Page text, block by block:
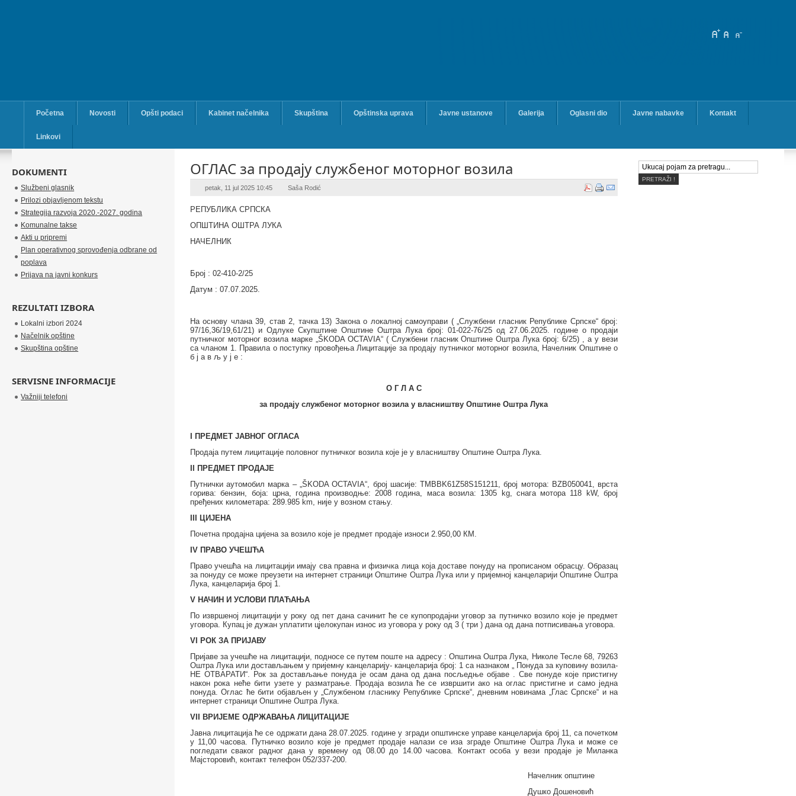
Početna Novosti Opšti podaci Kabinet načelnika Skupština Opštinska uprava Javne ustanove Galerija Oglasni dio Javne nabavke Kontakt
Linkovi
ОГЛАС за продају службеног моторног возила
petak, 11 jul 2025 10:45 Saša Rodić
РЕПУБЛИКА СРПСКА
ОПШТИНА ОШТРА ЛУКА
НАЧЕЛНИК
Број : 02-410-2/25
Датум : 07.07.2025.
На основу члана 39, став 2, тачка 13) Закона о локалној самоуправи ( „Службени гласник Републике Српске“ број:
97/16,36/19,61/21) и Одлуке СкупштинеOпштине Оштра Лука број: 01-022-76/25од 27.06.2025. године о продаји
путничког моторног возила марке „ŠKODA OCTAVIA“ ( Службени гласник Општине Оштра Лука број:6/25) , а у вези
са чланом 1. Правила о поступку провођења Лицитације за продају путничког моторног возила, Начелник Општине о
б ј а в љ у ј е :
О Г Л А С
за продају службеног моторног возила у власништву Општине Оштра Лука
I ПРЕДМЕТ ЈАВНОГ ОГЛАСА
Продаја путем лицитације половног путничког возила које је у власништву Општине Оштра Лука.
ПРЕДМЕТ ПРОДАЈЕ
Путнички аутомобил марка – „ŠKODA OCTAVIA“, број шасије: TMBBK61Z58S151211, број мотора: BZB050041, врста
горива: бензин, боја: црна, година производње: 2008 година, маса возила: 1305 kg, снага мотора 118 kW, број
пређених километара: 289.985 km, није у возном стању.
ЦИЈЕНА
Почетна продајна цијена за возило које је предмет продаје износи 2.950,00 КМ.
IV ПРАВО УЧЕШЋА
Право учешћа на лицитацији имају сва правна и физичка лица која доставе понуду на прописаном обрасцу. Образац
за понуду се може преузети на интернет страници Општине Оштра Лука или у пријемној канцеларији Општине Оштра
Лука, канцеларија број 1.
V НАЧИН И УСЛОВИ ПЛАЋАЊА
По извршеној лицитацији у року од пет дана сачинит ће се купопродајни уговор за путничко возило које је предмет
уговора. Купац је дужан уплатити цјелокупан износ из уговора у року од 3 ( три ) дана од дана потписивања уговора.
VI
РОК ЗА ПРИЈАВУ
Пријаве за учешће на лицитацији, подносе се путем поште на адресу : Општина Оштра Лука, Николе Тесле 68, 79263
Оштра Лука или достављањем у пријемну канцеларију- канцеларија број: 1 са назнаком „ Понуда за куповину возила-
НЕ ОТВАРАТИ“. Рок за достављање понуда је осам дана од дана посљедње објаве .Све понуде које пристигну
након рока нећебити узете у разматрање. Продаја возила ће се извршити ако на оглас пристигне и само једна
понуда. Оглас ће бити објављен у „Службеном гласнику Републике Српске“, дневним новинама „Глас Српске“ и на
интернет страници ОпштинeОштра Лука.
VII ВРИЈЕМЕ ОДРЖАВАЊА ЛИЦИТАЦИЈЕ
Јавна лицитација ће се одржати дана28.07.2025. године у згради општинске управе канцеларија број 11, са почетком
у 11,00 часова. Путничко возило које је предмет продаје налази се иза зграде Општине Оштра Лука и може се
погледати сваког радног дана у времену од 08.00 до 14.00 часова. Контакт особа у вези продаје јеМиланка
Мајсторовић, контакт телефон 052/337-200.
Начелник општине
Душко Дошеновић
DOKUMENTI
Službeni glasnik
Prilozi objavljenom tekstu
Strategija razvoja 2020.-2027. godina
Komunalne takse
Akti u pripremi
Plan operativnog sprovođenja odbrane od
poplava
Prijava na javni konkurs
REZULTATI IZBORA
Lokalni izbori 2024
Načelnik opštine
Skupština opštine
SERVISNE INFORMACIJE
Važniji telefoni